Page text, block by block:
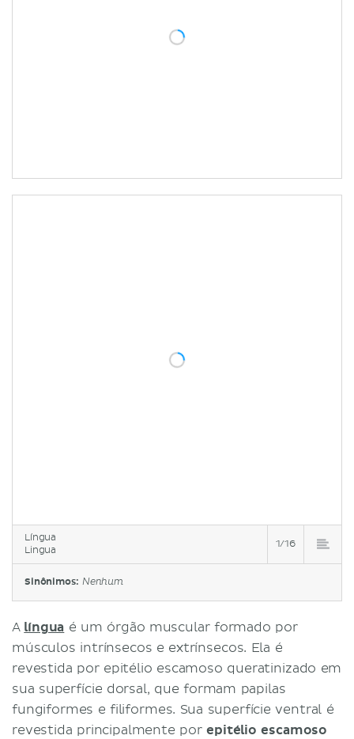
Língua
Lingua
1/16
Sinônimos: Nenhum
A língua é um órgão muscular formado por
músculos intrínsecos e extrínsecos. Ela é
revestida por epitélio escamoso queratinizado em
sua superfície dorsal, que formam papilas
fungiformes e filiformes. Sua superfície ventral é
revestida principalmente porepitélio escamoso